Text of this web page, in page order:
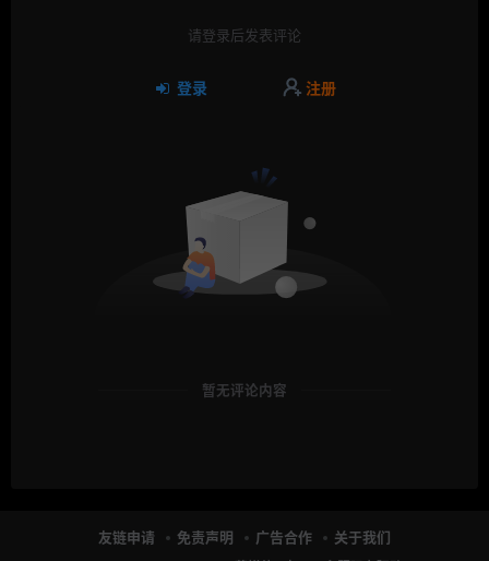
请登录后发表评论
登录 注册
暂无评论内容
友链申请 免责声明 广告合作 关于我们